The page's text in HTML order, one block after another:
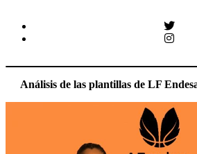
Análisis de las plantillas de LF